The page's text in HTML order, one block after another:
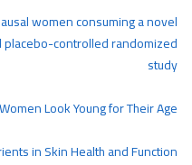
women consuming a novel
controlled randomized
study
Look Young for Their Age
in Skin Health and Function